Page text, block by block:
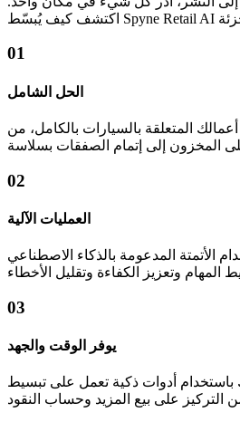
01
الحل الشامل
المتعلقة بالسيارات بالكامل، من
المخزون إلى إتمام الصفقات بسلاسة
02
العمليات الآلية
الأتمتة المدعومة بالذكاء الاصطناعي
المهام وتعزيز الكفاءة وتقليل الأخطاء
03
يوفر الوقت والجهد
أدوات ذكية تعمل على تبسيط
التركيز على بيع المزيد وحساب النقود